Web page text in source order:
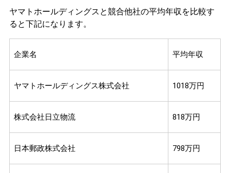
ヤマトホールディングスと競合他社の平均年収を比較す
ると下記になります。
企業名 平均年収
ヤマトホールディングス株式会社 1018万円
株式会社日立物流 818万円
日本郵政株式会社 798万円